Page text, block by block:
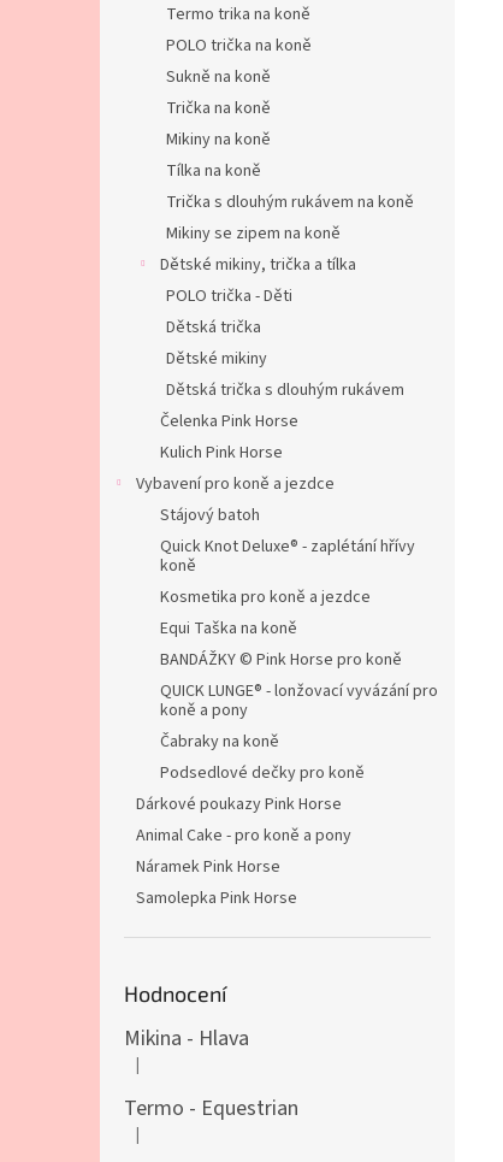
Termo trika na koně
POLO trička na koně
Sukně na koně
Trička na koně
Mikiny na koně
Tílka na koně
Trička s dlouhým rukávem na koně
Mikiny se zipem na koně
Dětské mikiny, trička a tílka
POLO trička - Děti
Dětská trička
Dětské mikiny
Dětská trička s dlouhým rukávem
Čelenka Pink Horse
Kulich Pink Horse
Vybavení pro koně a jezdce
Stájový batoh
Quick Knot Deluxe® - zaplétání hřívy
koně
Kosmetika pro koně a jezdce
Equi Taška na koně
BANDÁŽKY © Pink Horse pro koně
QUICK LUNGE® - lonžovací vyvázání pro
koně a pony
Čabraky na koně
Podsedlové dečky pro koně
Dárkové poukazy Pink Horse
Animal Cake - pro koně a pony
Náramek Pink Horse
Samolepka Pink Horse
Hodnocení
Mikina - Hlava
Hodnocení produktu je 4 z 5 hvězdiček.
|
Termo - Equestrian
Hodnocení produktu je 5 z 5 hvězdiček.
|